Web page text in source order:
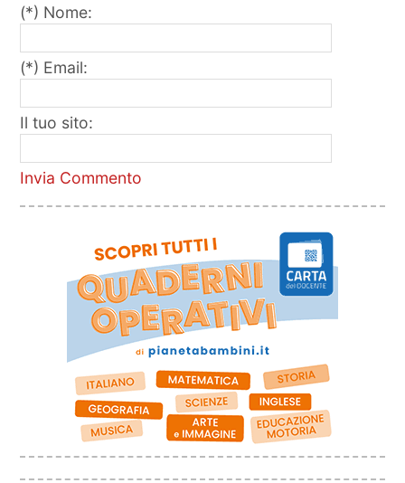
(*) Nome:
(*) Email:
Il tuo sito:
Invia Commento